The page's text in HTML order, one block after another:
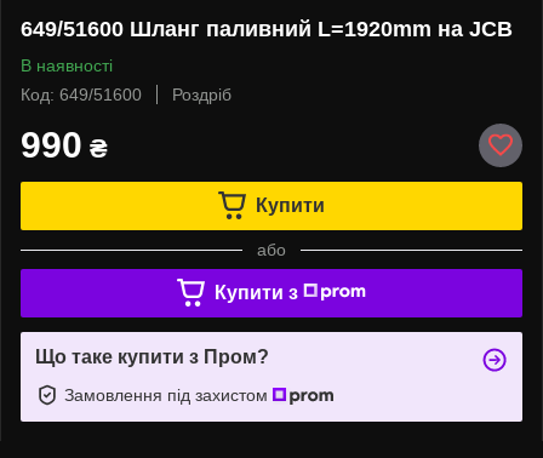
649/51600 Шланг паливний L=1920mm на JCB
В наявності
Код: 649/51600
Роздріб
990 ₴
Купити
або
Купити з
Що таке купити з Пром?
Замовлення під захистом